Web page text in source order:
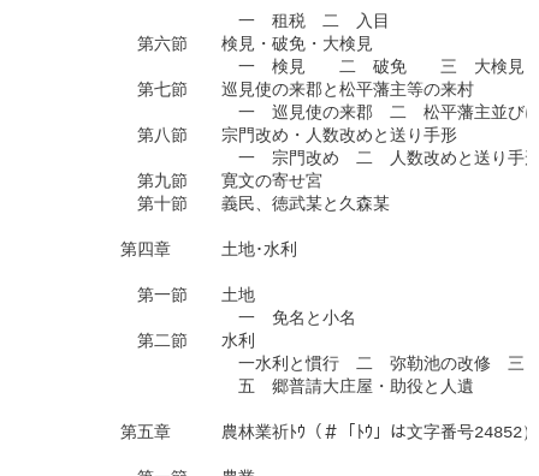
一　租税　二　入目
第六節　　検見・破免・大検見
一　検見　　二　破免　　三　大検見
第七節　　巡見使の来郡と松平藩主等の来村
一　巡見使の来郡　二　松平藩主並びにその
第八節　　宗門改め・人数改めと送り手形
一　宗門改め　二　人数改めと送り手
第九節　　寛文の寄せ宮
第十節　　義民、徳武某と久森某
第四章　　　土地･水利
第一節　　土地
一　免名と小名
第二節　　水利
一水利と慣行　二　弥勒池の改修　三　普
五　郷普請大庄屋・助役と人遺
第五章　　　農林業祈ﾄｳ（＃「ﾄｳ」は文字番号24852）